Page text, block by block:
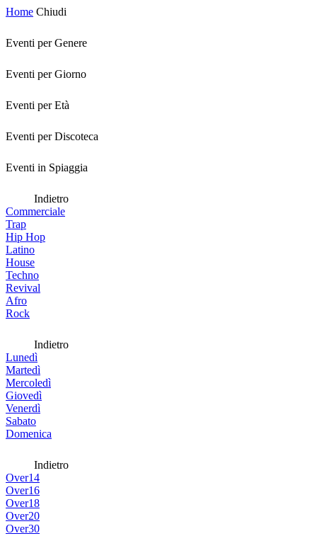
Home Chiudi
Eventi per Genere
Eventi per Giorno
Eventi per Età
Eventi per Discoteca
Eventi in Spiaggia
Indietro
Commerciale
Trap
Hip Hop
Latino
House
Techno
Revival
Afro
Rock
Indietro
Lunedì
Martedì
Mercoledì
Giovedì
Venerdì
Sabato
Domenica
Indietro
Over14
Over16
Over18
Over20
Over30